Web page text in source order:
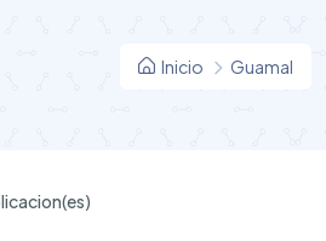
Inicio Guamal